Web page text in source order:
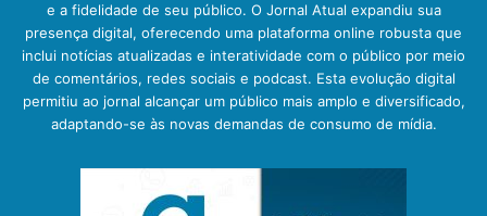
e a fidelidade de seu público. O Jornal Atual expandiu sua
presença digital, oferecendo uma plataforma online robusta que
inclui notícias atualizadas e interatividade com o público por meio
de comentários, redes sociais e podcast. Esta evolução digital
permitiu ao jornal alcançar um público mais amplo e diversificado,
adaptando-se às novas demandas de consumo de mídia.